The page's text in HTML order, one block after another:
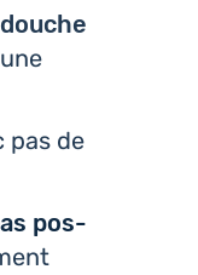
pas de
pos­